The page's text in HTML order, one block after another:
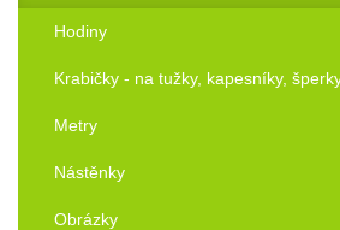
Hodiny
Krabičky - na tužky, kapesníky, šperky
Metry
Nástěnky
Obrázky